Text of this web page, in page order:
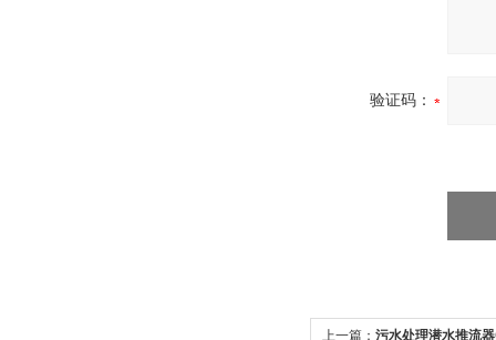
验证码：
上一篇： 污水处理潜水推流器